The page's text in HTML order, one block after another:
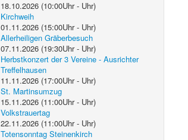
18.10.2026(10:00Uhr - Uhr)
Kirchweih
01.11.2026(15:00Uhr - Uhr)
Allerheiligen Gräberbesuch
07.11.2026(19:30Uhr - Uhr)
Herbstkonzert der 3 Vereine - Ausrichter
Treffelhausen
11.11.2026(17:00Uhr - Uhr)
St. Martinsumzug
15.11.2026(11:00Uhr - Uhr)
Volkstrauertag
22.11.2026(11:00Uhr - Uhr)
Totensonntag Steinenkirch